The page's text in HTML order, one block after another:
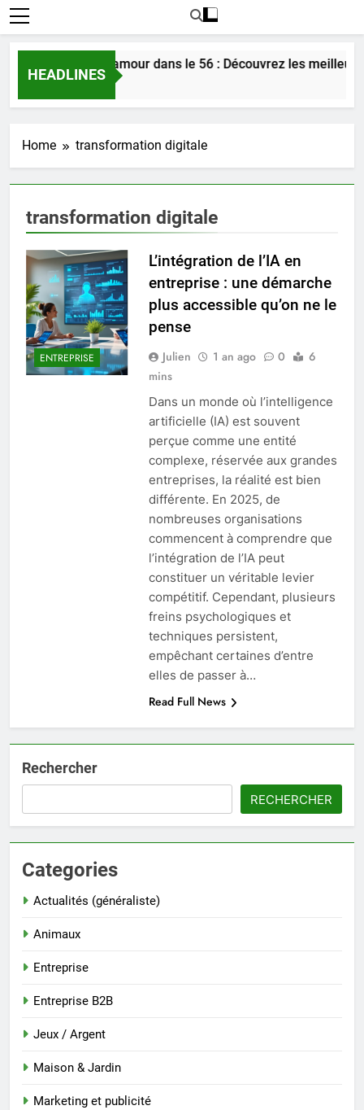
HEADLINES
Rencontrer l’amour dans le 56 : Découvrez les
2 Jours Ago
Home transformation digitale
transformation digitale
ENTREPRISE
L’intégration de l’IA en
entreprise : une démarche
plus accessible qu’on ne le
pense
Julien 1 an ago 0
6
mins
Dans un monde où l’intelligence
artificielle (IA) est souvent
perçue comme une entité
complexe, réservée aux grandes
entreprises, la réalité est bien
différente. En 2025, de
nombreuses organisations
commencent à comprendre que
l’intégration de l’IA peut
constituer un véritable levier
compétitif. Cependant, plusieurs
freins psychologiques et
techniques persistent,
empêchant certaines d’entre
elles de passer à…
Read Full News
Rechercher
RECHERCHER
Categories
Actualités (généraliste)
Animaux
Entreprise
Entreprise B2B
Jeux / Argent
Maison & Jardin
Marketing et publicité